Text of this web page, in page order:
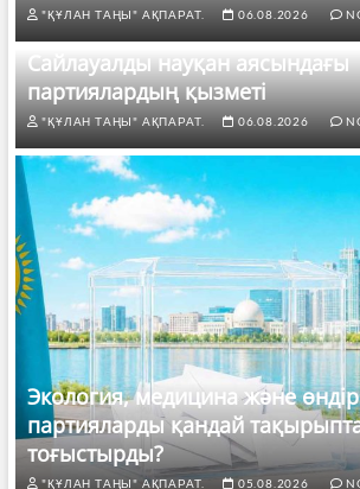
"ҚҰЛАН ТАҢЫ" АҚПАРАТ. 06.08.2026
Сайлауалды науқан аясындағы
партиялардың қызметі
"ҚҰЛАН ТАҢЫ" АҚПАРАТ. 06.08.2026
Экология, медицина және
партияларды қандай
тоғыстырды?
"ҚҰЛАН ТАҢЫ" АҚПАРАТ. 05.08.2026